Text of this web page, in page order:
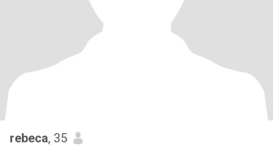
rebeca, 35